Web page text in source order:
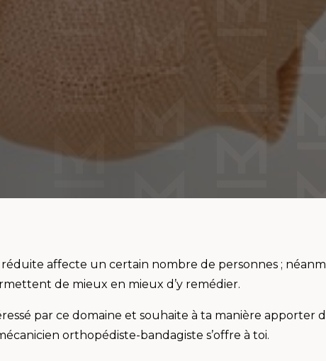
affecte un certain nombre de personnes ;
de mieux en mieux d’y remédier.
par ce domaine et souhaite à ta manière apporter
orthopédiste-bandagiste s’offre à toi.